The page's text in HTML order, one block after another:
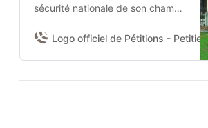
sécurité nationale de son champ.
donc l’usage de l’IA par la
Chambre d’adopter une
Logo officiel de Pétitions - Petities